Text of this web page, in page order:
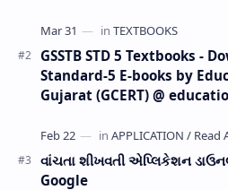
GSSTB STD 5 Textbooks -
Standard-5 E-books by
Gujarat (GCERT) @
વાંચતા શીખવતી એપ્લિકેશન
Google